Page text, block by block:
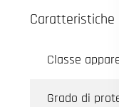
Caratteristiche
Classe
Grado di